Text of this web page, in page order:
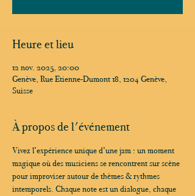
Heure et lieu
12 nov. 2025, 20:00
Genève, Rue Etienne-Dumont 18, 1204 Genève,
Suisse
À propos de l'événement
Vivez l’expérience unique d’une jam : un moment
magique où des musiciens se rencontrent sur scène
pour improviser autour de thèmes & rythmes
intemporels. Chaque note est un dialogue, chaque